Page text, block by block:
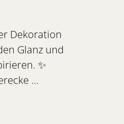
Dekoration
Glanz und
✨
…